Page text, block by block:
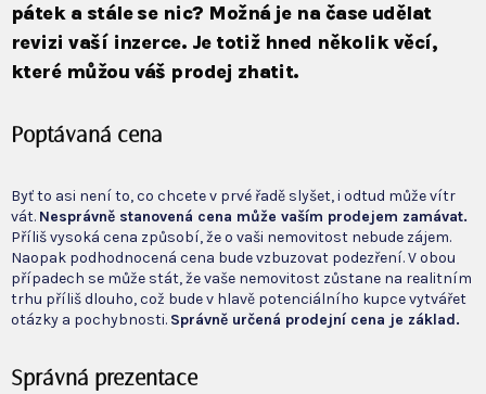
pátek a stále se nic? Možná je na čase udělat
revizi vaší inzerce. Je totiž hned několik věcí,
které můžou váš prodej zhatit.
Poptávaná cena
Byť to asi není to, co chcete v prvé řadě slyšet, i odtud může vítr
vát. Nesprávně stanovená cena může vaším prodejem zamávat.
Příliš vysoká cena způsobí, že o vaši nemovitost nebude zájem.
Naopak podhodnocená cena bude vzbuzovat podezření. V obou
případech se může stát, že vaše nemovitost zůstane na realitním
trhu příliš dlouho, což bude v hlavě potenciálního kupce vytvářet
otázky a pochybnosti. Správně určená prodejní cena je základ.
Správná prezentace